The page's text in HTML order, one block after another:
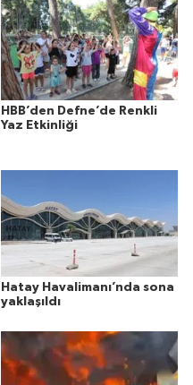
HBB’den Defne’de Renkli
Yaz Etkinliği
Hatay Havalimanı’nda sona
yaklaşıldı